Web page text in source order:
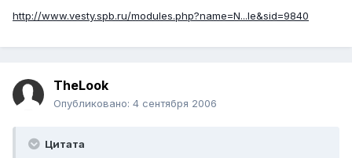
http://www.vesty.spb.ru/modules.php?name=N...le&sid=9840
TheLook
Опубликовано: 4 сентября 2006
Цитата